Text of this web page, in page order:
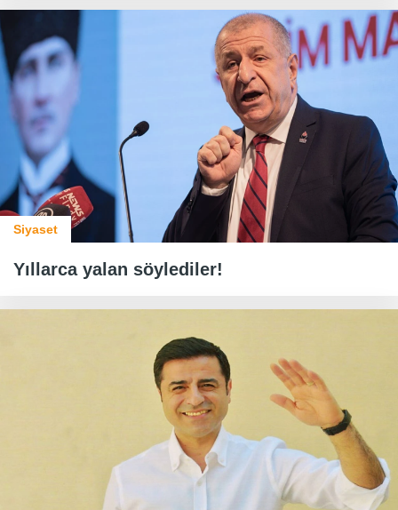
Siyaset
Yıllarca yalan söylediler!